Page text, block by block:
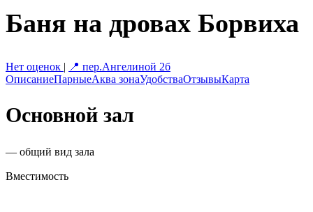
Баня на дровах Борвиха
Нет оценок | 📍 пер.Ангелиной 2б
ОписаниеПарныеАква зонаУдобстваОтзывыКарта
Основной зал
— общий вид зала
Вместимость